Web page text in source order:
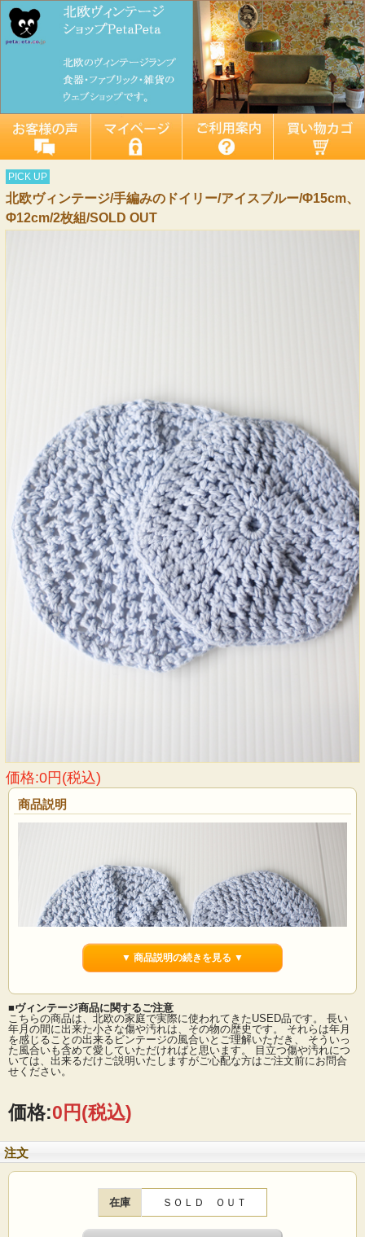
PICK UP
北欧ヴィンテージ/手編みのドイリー/アイスブルー/Φ15cm、
Φ12cm/2枚組/SOLD OUT
価格:0円(税込)
商品説明
デンマークで見つけた手編みのドイリーです。アイスブルーの爽やかなカラーで
敷物としてお気に入りのオブジェなどオブジェの下に敷いて頂くと作品がより良
く映えておススメです。
■デザイン：ハンドメイド
■サイズ：Φ15cm、Φ12cm
▼ 商品説明の続きを見る ▼
■ヴィンテージ商品に関するご注意
こちらの商品は、北欧の家庭で実際に使われてきたUSED品です。 長い
年月の間に出来た小さな傷や汚れは、その物の歴史です。 それらは年月
を感じることの出来るビンテージの風合いとご理解いただき、 そういっ
た風合いも含めて愛していただければと思います。 目立つ傷や汚れにつ
いては、出来るだけご説明いたしますがご心配な方はご注文前にお問合
せください。
価格:0円(税込)
注文
在庫 ＳＯＬＤ ＯＵＴ